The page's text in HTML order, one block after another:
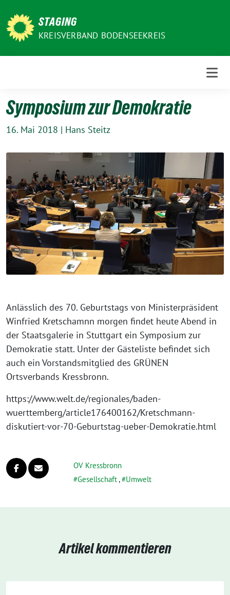
zum
Inhalt
STAGING
KREISVERBAND BODENSEEKREIS
Symposium zur Demokratie
16. Mai 2018 | Hans Steitz
Anlässlich des 70. Geburtstags von Ministerpräsident
Winfried Kretschamnn mor­gen fin­det heu­te Abend in
der Staatsgalerie in Stuttgart ein Symposium zur
Demokratie statt. Unter der Gästeliste befin­det sich
auch ein Vorstandsmitglied des GRÜNEN
Ortsverbands Kressbronn.
https://www.welt.de/regionales/baden-
wuerttemberg/article176400162/Kretschmann-
diskutiert-vor-70-Geburtstag-ueber-Demokratie.html
OV Kressbronn
Gesellschaft, Umwelt
Artikel kommentieren